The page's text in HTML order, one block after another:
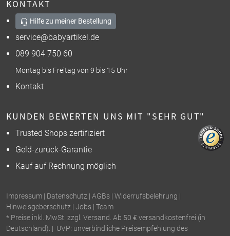
KONTAKT
Hilfe zu meiner Bestellung
service@babyartikel.de
089 904 750 60
Montag bis Freitag von 9 bis 15 Uhr
Kontakt
KUNDEN BEWERTEN UNS MIT "SEHR GUT"
Trusted Shops zertifiziert
Geld-zurück-Garantie
Kauf auf Rechnung möglich
Impressum Datenschutz AGBs Widerrufsbelehrung
Hinweisgeberschutz Jobs Team
* Preise inkl. MwSt. zzgl. Versand. Ab 50 € versandkostenfrei (in
Deutschland). | UVP: unverbindliche Preisempfehlung des